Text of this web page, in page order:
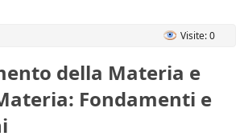
Visite: 0
della Materia e
Fondamenti e